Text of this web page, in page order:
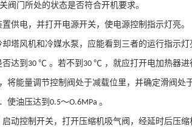
阀门所处的状态是否符合开机要求。
供电，并打开电源开关，使电源控制指示灯亮。
塔风机和冷媒水泵，应能看到三者的运行指示灯
达到 30 ℃ 。若不到 30 ℃ ，就应打开电加热器进
将能量调节控制阀处于减载位里，并确定滑阀处
使油压达到 0.5～O.6MPa 。
动控制开关，打开压缩机吸气阀，经延时后压